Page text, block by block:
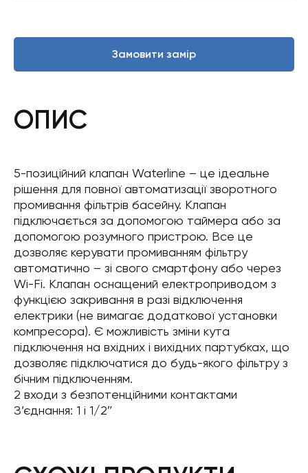
Замовити замір
ОПИС
5-позиційний клапан Waterline – це ідеальне
рішення для повної автоматизації зворотного
промивання фільтрів басейну. Клапан
підключається за допомогою таймера або за
допомогою розумного пристрою. Все це
дозволяє керувати промиванням фільтру
автоматично – зі свого смартфону або через
Wi-Fi. Клапан оснащений електроприводом з
функцією закривання в разі відключення
електрики (не вимагає додаткової установки
компресора). Є можливість зміни кута
підключення на вхідних і вихідних партубках, що
дозволяє підключатися до будь-якого фільтру з
бічним підключенням.
2 входи з безпотенційними контактами
З’єднання: 1 і 1/2″